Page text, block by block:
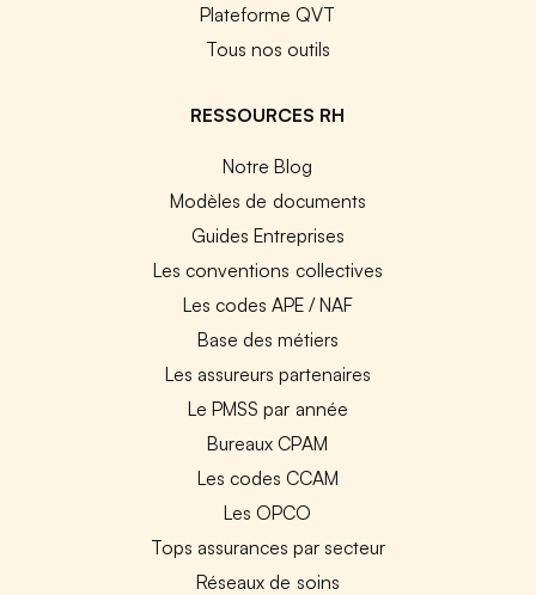
Plateforme QVT
Tous nos outils
RESSOURCES RH
Notre Blog
Modèles de documents
Guides Entreprises
Les conventions collectives
Les codes APE / NAF
Base des métiers
Les assureurs partenaires
Le PMSS par année
Bureaux CPAM
Les codes CCAM
Les OPCO
Tops assurances par secteur
Réseaux de soins